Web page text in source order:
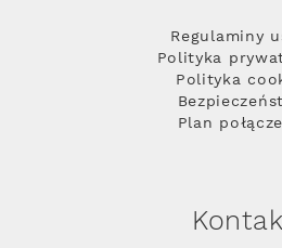
Regulaminy
Polityka
Polityka
Plan